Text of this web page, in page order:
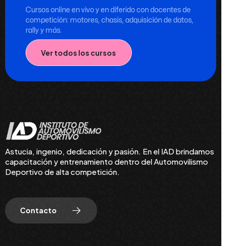
Cursos online en vivo y en diferido con docentes de
competición: motores, chasis, adquisición de datos,
rally y más.
Ver todos los cursos
Astucia, ingenio, dedicación y pasión. En el IAD brindamos
capacitación y entrenamiento dentro del Automovilismo
Deportivo de alta competición.
Contacto